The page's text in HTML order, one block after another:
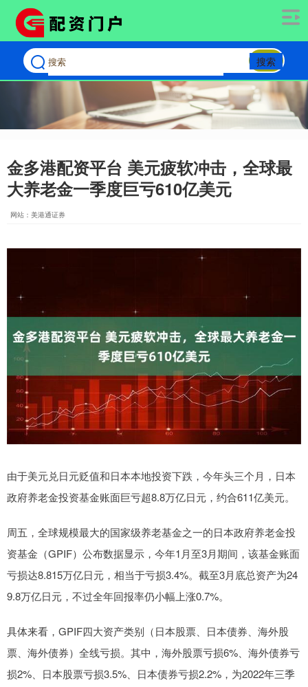
搜索
金多港配资平台 美元疲软冲击，全球最
大养老金一季度巨亏610亿美元
网站：美港通证券
由于美元兑日元贬值和日本本地投资下跌，今年头三个月，日本
政府养老金投资基金账面巨亏超8.8万亿日元，约合611亿美元。
周五，全球规模最大的国家级养老基金之一的日本政府养老金投
资基金（GPIF）公布数据显示，今年1月至3月期间，该基金账面
亏损达8.815万亿日元，相当于亏损3.4%。截至3月底总资产为24
9.8万亿日元，不过全年回报率仍小幅上涨0.7%。
具体来看，GPIF四大资产类别（日本股票、日本债券、海外股
票、海外债券）全线亏损。其中，海外股票亏损6%、海外债券亏
损2%、日本股票亏损3.5%、日本债券亏损2.2%，为2022年三季